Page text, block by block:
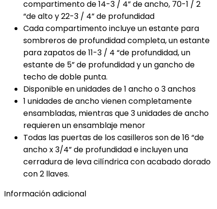
compartimento de 14-3 / 4” de ancho, 70-1 / 2
“de alto y 22-3 / 4” de profundidad
Cada compartimento incluye un estante para
sombreros de profundidad completa, un estante
para zapatos de 11-3 / 4 “de profundidad, un
estante de 5” de profundidad y un gancho de
techo de doble punta.
Disponible en unidades de 1 ancho o 3 anchos
1 unidades de ancho vienen completamente
ensambladas, mientras que 3 unidades de ancho
requieren un ensamblaje menor
Todas las puertas de los casilleros son de 16 “de
ancho x 3/4” de profundidad e incluyen una
cerradura de leva cilíndrica con acabado dorado
con 2 llaves.
Información adicional